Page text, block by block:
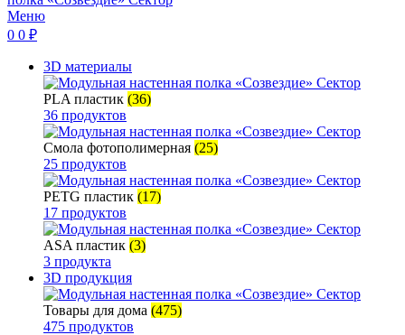
Меню
0 0 ₽
3D материалы
PLA пластик (36)
36 продуктов
Смола фотополимерная (25)
25 продуктов
PETG пластик (17)
17 продуктов
ASA пластик (3)
3 продукта
3D продукция
Товары для дома (475)
475 продуктов